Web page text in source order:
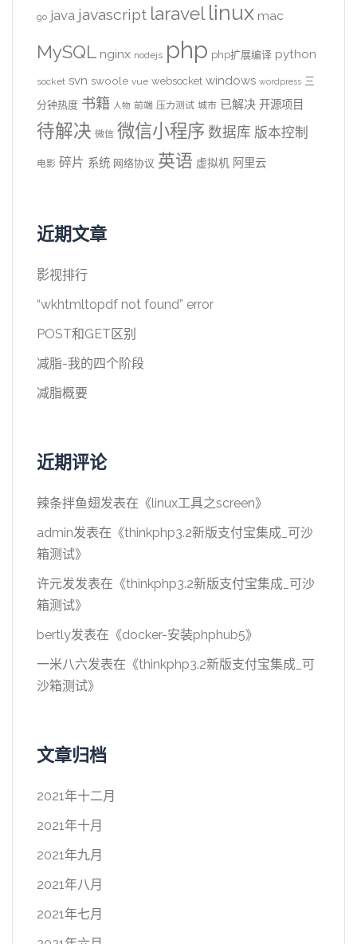
go java javascript laravel linux mac
MySQL nginx nodejs php php扩展编译 python
socket svn swoole vue websocket windows wordpress 三
分钟热度 书籍 人物 前端 压力测试 城市 已解决 开源项目
待解决 微信 微信小程序 数据库 版本控制
电影 碎片 系统 网络协议 英语 虚拟机 阿里云
近期文章
影视排行
“wkhtmltopdf not found” error
POST和GET区别
减脂-我的四个阶段
减脂概要
近期评论
辣条拌鱼翅发表在《linux工具之screen》
admin发表在《thinkphp3.2新版支付宝集成_可沙
箱测试》
许元发发表在《thinkphp3.2新版支付宝集成_可沙
箱测试》
bertly发表在《docker-安装phphub5》
一米八六发表在《thinkphp3.2新版支付宝集成_可
沙箱测试》
文章归档
2021年十二月
2021年十月
2021年九月
2021年八月
2021年七月